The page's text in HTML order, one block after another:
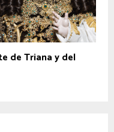
de Triana y del